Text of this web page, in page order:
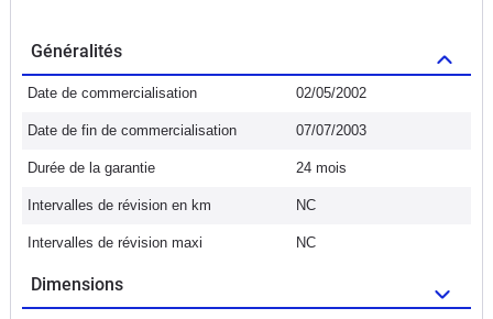
Généralités
Date de commercialisation 02/05/2002
Date de fin de commercialisation 07/07/2003
Durée de la garantie 24 mois
Intervalles de révision en km NC
Intervalles de révision maxi NC
Dimensions